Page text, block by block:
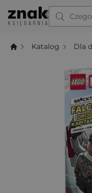
Katalog Dla